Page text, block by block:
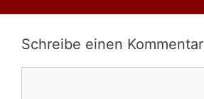
Schreibe einen Kommentar